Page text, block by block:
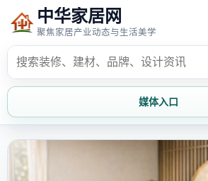
中华家居网
聚焦家居产业动态与生活美学
媒体入口
家居资讯